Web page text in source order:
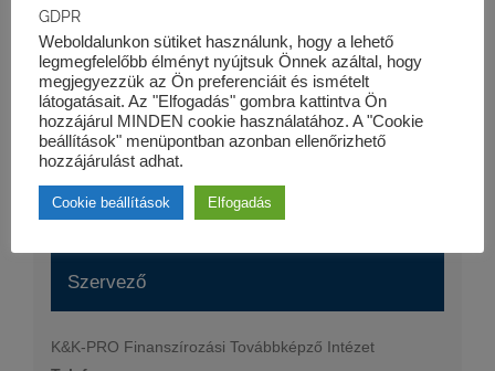
2025-10-09
Esemény kategória:
Szaktanfolyamok
Honlap:
https://kk-pro.hu/oktatas/projektfinanszirozas-ii-
tanfolyam/
Szervező
K&K-PRO Finanszírozási Továbbképző Intézet
GDPR
Weboldalunkon sütiket használunk, hogy a lehető
legmegfelelőbb élményt nyújtsuk Önnek azáltal, hogy
megjegyezzük az Ön preferenciáit és ismételt
látogatásait. Az "Elfogadás" gombra kattintva Ön
hozzájárul MINDEN cookie használatához. A "Cookie
beállítások" menüpontban azonban ellenőrizhető
hozzájárulást adhat.
Cookie beállítások Elfogadás